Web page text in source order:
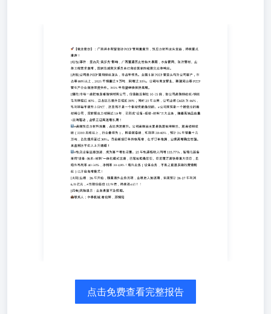
灾委员会已启动国家四级救灾应急响应。 [庆祝]公司是
PCCP管用钢丝龙头，市占率领先。全国5家PCCP管龙头均
为公司客户，市占率80%以上，2025年销量近9万吨，同增
近30%。公司与青龙管业、韩建河山等PCCP管生产企业保
持深度合作。2026年有望继续保持高增。 [烟花]市场一直把
银龙看做钢材类公司，估值被压制在10-15倍，但公司高端
钢绞丝/钢丝毛利率接近40%，且占比已提升至接近30%；同
时23年以来，公司业绩CAGR为46%，毛利率每年提升3-
5PCT，这显然不是一个钢材类能做到的。#公司其实是一个
被低估的新材料公司，深耕预应力材料近50年，已形成“设
备+板材+材料”三大业务，随着高端品放量+出海驱动，业
绩正迎高速增长期！ #1️⃣高端预应力材料放量，占比快速提
高铁等重大项目，且海外毛利率40-50%，净利率30-40%！
点击免费查看完整报告